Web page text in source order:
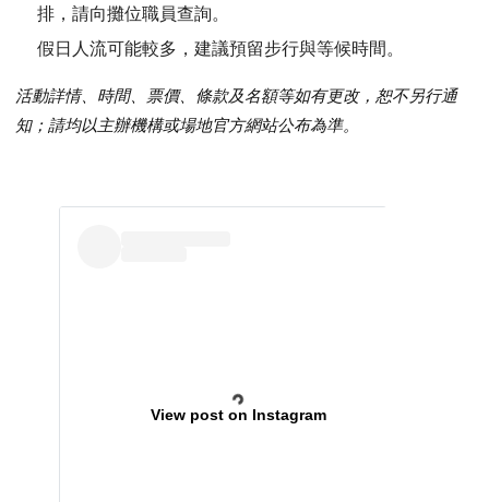
排，請向攤位職員查詢。
假日人流可能較多，建議預留步行與等候時間。
活動詳情、時間、票價、條款及名額等如有更改，恕不另行通
知；請均以主辦機構或場地官方網站公布為準。
View post on Instagram